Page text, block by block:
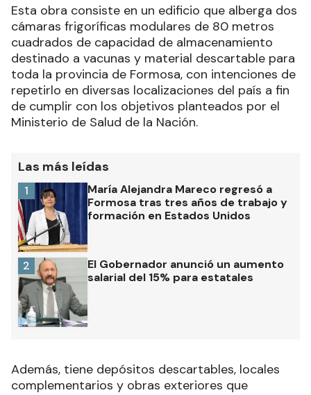
Esta obra consiste en un edificio que alberga dos
cámaras frigoríficas modulares de 80 metros
cuadrados de capacidad de almacenamiento
destinado a vacunas y material descartable para
toda la provincia de Formosa, con intenciones de
repetirlo en diversas localizaciones del país a fin
de cumplir con los objetivos planteados por el
Ministerio de Salud de la Nación.
Las más leídas
María Alejandra Mareco regresó a
Formosa tras tres años de trabajo y
formación en Estados Unidos
1
El Gobernador anunció un aumento
salarial del 15% para estatales
2
Además, tiene depósitos descartables, locales
complementarios y obras exteriores que